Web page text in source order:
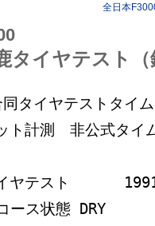
全日本
タイヤテスト
タイヤテストタイム
ト計測　非公式タイ
イヤテスト　　　
ス状態 DRY